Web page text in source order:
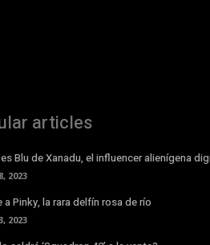
articles
Blu de Xanadu, el influencer alienígena
2023
a Pinky, la rara delfín rosa de río
2023